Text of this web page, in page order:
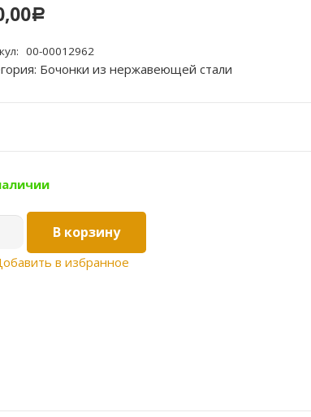
Р
00-00012962
Бочонки из нержавеющей стали
В корзину
в избранное